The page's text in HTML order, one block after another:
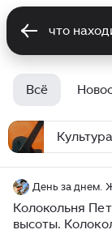
Всё
День за днем.
Колокольня
высоты.